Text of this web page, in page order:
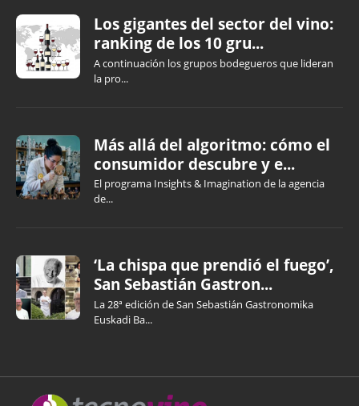
Los gigantes del sector del vino:
ranking de los 10 gru...
A continuación los grupos bodegueros que lideran
la pro...
Más allá del algoritmo: cómo el
consumidor descubre y e...
El programa Insights & Imagination de la agencia
de...
‘La chispa que prendió el fuego’,
San Sebastián Gastron...
La 28ª edición de San Sebastián Gastronomika
Euskadi Ba...